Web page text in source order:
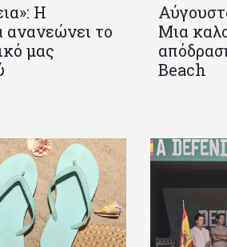
Η
ανανεώνει το
μας
Μια
Beach